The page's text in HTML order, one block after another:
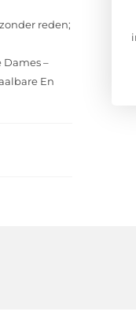
reden;
Dames –
En